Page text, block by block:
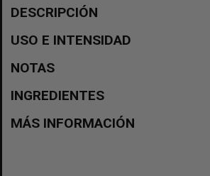
DESCRIPCIÓN
USO E INTENSIDAD
NOTAS
INGREDIENTES
MÁS INFORMACIÓN